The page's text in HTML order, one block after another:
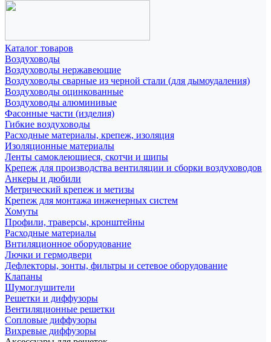
Каталог товаров
Воздуховоды
Воздуховоды нержавеющие
Воздуховоды сварные из черной стали (для дымоудаления)
Воздуховоды оцинкованные
Воздуховоды алюминивые
Фасонные части (изделия)
Гибкие воздуховоды
Расходные материалы, крепеж, изоляция
Изоляционные материалы
Ленты самоклеющиеся, скотчи и шипы
Крепеж для производства вентиляции и сборки воздуховодов
Анкеры и дюбили
Метрический крепеж и метизы
Крепеж для монтажа инженерных систем
Хомуты
Профили, траверсы, кронштейны
Расходные материалы
Внтиляционное оборудование
Лючки и гермодвери
Дефлекторы, зонты, фильтры и сетевое оборудование
Клапаны
Шумоглушители
Решетки и диффузоры
Вентиляционные решетки
Сопловые диффузоры
Вихревые диффузоры